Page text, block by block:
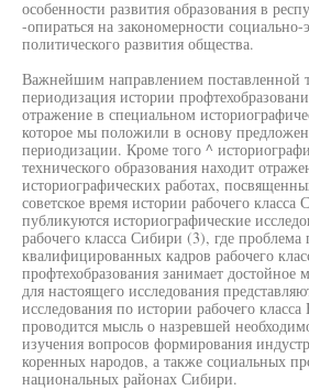
особенности развития образования в
-опираться на закономерности социально-
политического развития общества.
Важнейшим направлением поставленной
периодизация истории
отражение в специальном
которое мы положили в основу
периодизации. Кроме того ^
технического образования находит
историографических работах,
советское время истории рабочего
публикуются историографические
рабочего класса Сибири (3), где проблема
квалифицированных кадров рабочего
профтехобразования занимает достойное
для настоящего исследования
исследования по истории рабочего
проводится мысль о назревшей
изучения вопросов формирования
коренных народов, а также социальных
национальных районах Сибири.